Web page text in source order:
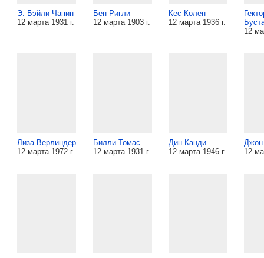
Э. Бэйли Чапин
12 марта 1931 г.
Бен Ригли
12 марта 1903 г.
Кес Колен
12 марта 1936 г.
12
Лиза Верлиндер
12 марта 1972 г.
Билли Томас
12 марта 1931 г.
Дин Канди
12 марта 1946 г.
Джон
12